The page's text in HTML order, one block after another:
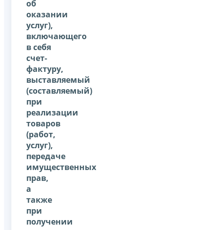
об
оказании
услуг),
включающего
в себя
счет-
фактуру,
выставляемый
(составляемый)
при
реализации
товаров
(работ,
услуг),
передаче
имущественных
прав,
а
также
при
получении